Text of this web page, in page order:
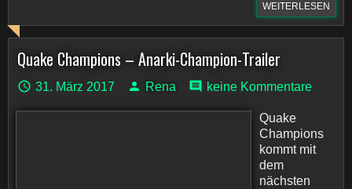
WEITERLESEN
Quake Champions – Anarki-Champion-Trailer
31. März 2017 Rena keine Kommentare
Quake
Champions
kommt mit
dem
nächsten